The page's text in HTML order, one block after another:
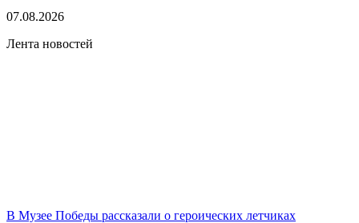
07.08.2026
Лента новостей
В Музее Победы рассказали о героических летчиках